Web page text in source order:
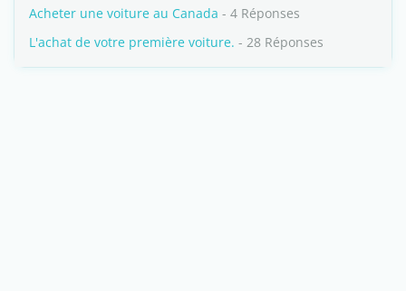
Acheter une voiture au Canada - 4 Réponses
L'achat de votre première voiture. - 28 Réponses